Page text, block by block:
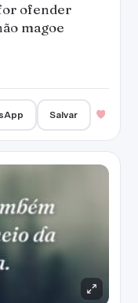
ofender
magoe
Salvar